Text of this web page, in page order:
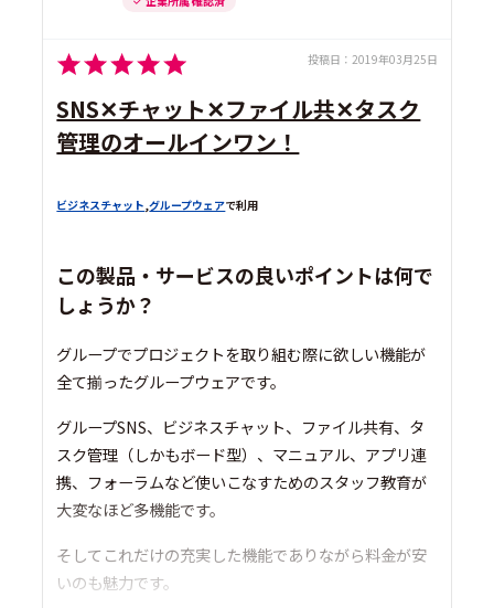
投稿日： 2019年03月25日
SNS✕チャット✕ファイル共✕タスク
管理のオールインワン！
ビジネスチャット,グループウェアで利用
この製品・サービスの良いポイントは何で
しょうか？
グループでプロジェクトを取り組む際に欲しい機能が
全て揃ったグループウェアです。
グループSNS、ビジネスチャット、ファイル共有、タ
スク管理（しかもボード型）、マニュアル、アプリ連
携、フォーラムなど使いこなすためのスタッフ教育が
大変なほど多機能です。
そしてこれだけの充実した機能でありながら料金が安
いのも魅力です。